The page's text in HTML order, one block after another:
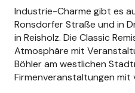
Industrie-Charme gibt es
Ronsdorfer Straße und in
in Reisholz. Die Classic
Atmosphäre mit
Böhler am westlichen
Firmenveranstaltungen mit